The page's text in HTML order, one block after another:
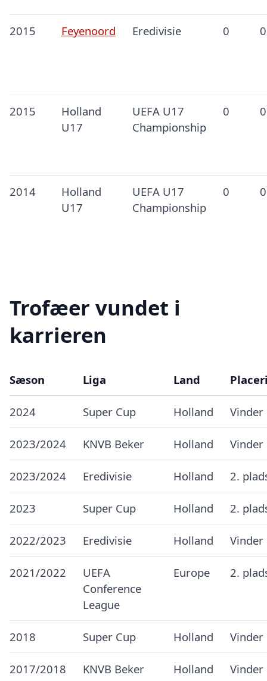
2015 Feyenoord Eredivisie 0 0
2015
Holland
U17
UEFA U17
Championship
0 0
2014
Holland
U17
UEFA U17
Championship
0 0
Trofæer vundet i
karrieren
Sæson Liga Land
2024 Super Cup Holland Vinder
2023/2024 KNVB Beker Holland Vinder
2023/2024 Eredivisie Holland 2.
2023 Super Cup Holland 2.
2022/2023 Eredivisie Holland Vinder
2021/2022
UEFA
Conference
League
Europe 2.
2018 Super Cup Holland Vinder
2017/2018 KNVB Beker Holland Vinder